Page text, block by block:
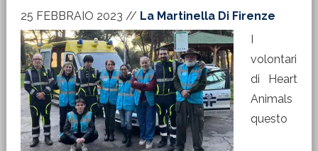
25 FEBBRAIO 2023 // La Martinella Di Firenze
I
volontari
di Heart
Animals
questo